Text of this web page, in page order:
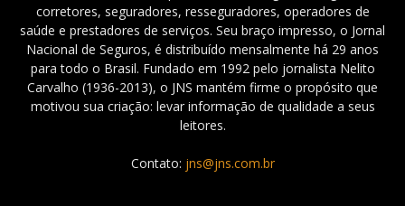
corretores, seguradores, resseguradores, operadores de
saúde e prestadores de serviços. Seu braço impresso, o Jornal
Nacional de Seguros, é distribuído mensalmente há 29 anos
para todo o Brasil. Fundado em 1992 pelo jornalista Nelito
Carvalho (1936-2013), o JNS mantém firme o propósito que
motivou sua criação: levar informação de qualidade a seus
leitores.
Contato: jns@jns.com.br